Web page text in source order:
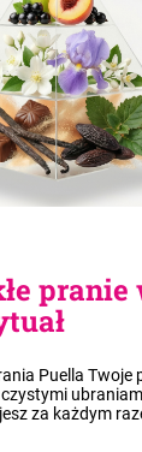
pranie
Puella Twoje
za każdym